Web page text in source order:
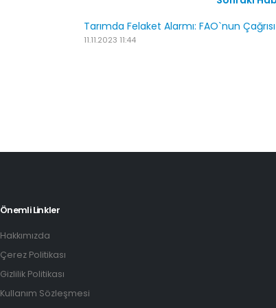
Tarımda Felaket Alarmı: FAO`nun Çağrısı
11.11.2023 11:44
Önemli Linkler
Hakkımızda
Çerez Politikası
Gizlilik Politikası
Kullanım Sözleşmesi